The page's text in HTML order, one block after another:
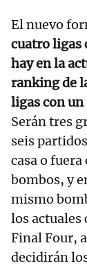
El nuevo
cuatro ligas
hay en la
ranking de
ligas con
Serán tres
seis
casa o
bombos, y
mismo
los actuales
Final Four,
decidirán